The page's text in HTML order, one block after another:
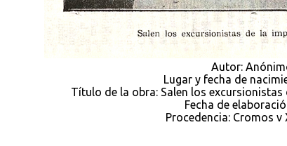
Autor:
Lugar y fecha de
Título de la obra: Salen los
Fecha de
Procedencia: Cromos v